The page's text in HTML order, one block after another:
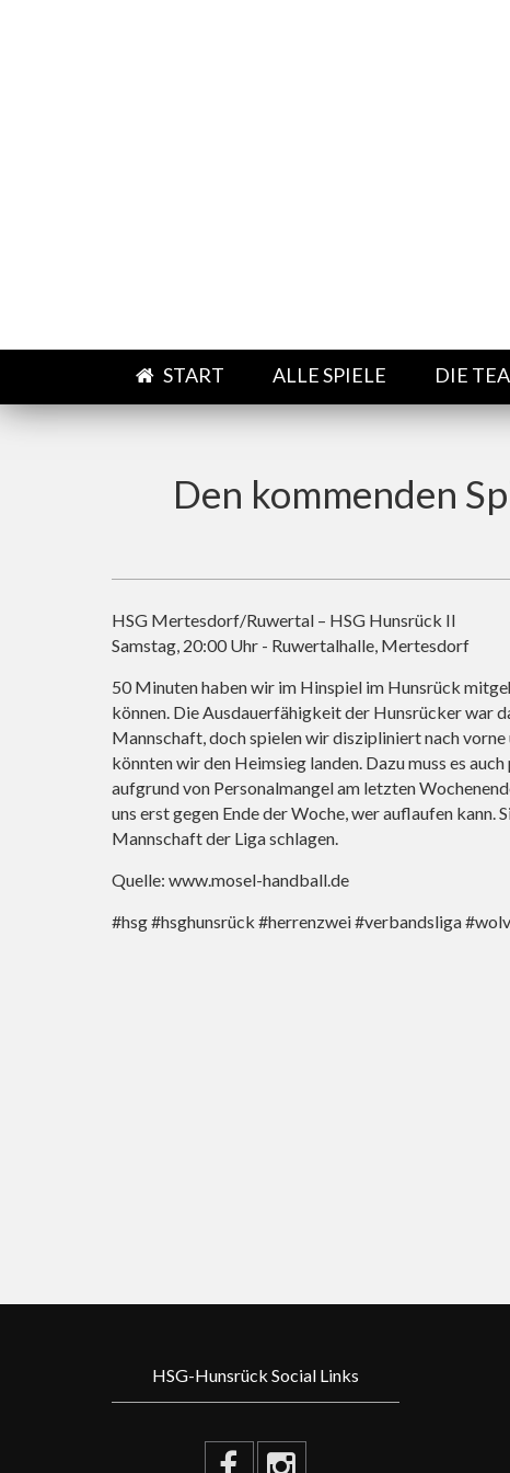
START ALLE SPIELE DIE
Den kommenden
HSG Mertesdorf/Ruwertal – HSG Hunsrück II
Samstag, 20:00 Uhr - Ruwertalhalle, Mertesdorf
50 Minuten haben wir im Hinspiel im Hunsrück
können. Die Ausdauerfähigkeit der Hunsrücker war
Mannschaft, doch spielen wir diszipliniert nach
könnten wir den Heimsieg landen. Dazu muss es
aufgrund von Personalmangel am letzten
uns erst gegen Ende der Woche, wer auflaufen kann.
Mannschaft der Liga schlagen.
Quelle: www.mosel-handball.de
#hsg #hsghunsrück #herrenzwei #verbandsliga
HSG-Hunsrück Social Links